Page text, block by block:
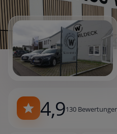
4,9130